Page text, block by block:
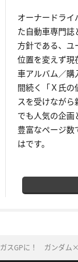
オーナードライ
た自動車専門
方針である、ユ
位置を変えず現
車アルバム／
間続く「Ｘ氏の
スを受けなが
でも人気の企画
豊富なページ数
はです。
スGPに！ ガンダム